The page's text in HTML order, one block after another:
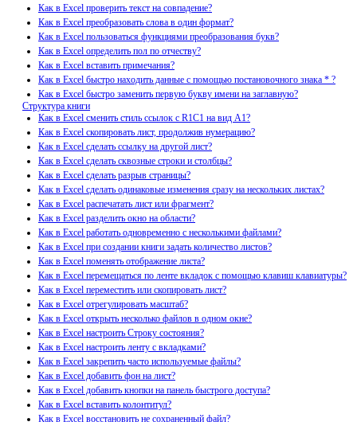
Как в Excel проверить текст на совпадение?
Как в Excel преобразовать слова в один формат?
Как в Excel пользоваться функциями преобразования букв?
Как в Excel определить пол по отчеству?
Как в Excel вставить примечания?
Как в Excel быстро находить данные с помощью постановочного знака * ?
Как в Excel быстро заменить первую букву имени на заглавную?
Структура книги
Как в Excel сменить стиль ссылок с R1C1 на вид A1?
Как в Excel скопировать лист, продолжив нумерацию?
Как в Excel сделать ссылку на другой лист?
Как в Excel сделать сквозные строки и столбцы?
Как в Excel сделать разрыв страницы?
Как в Excel сделать одинаковые изменения сразу на нескольких листах?
Как в Excel распечатать лист или фрагмент?
Как в Excel разделить окно на области?
Как в Excel работать одновременно с несколькими файлами?
Как в Excel при создании книги задать количество листов?
Как в Excel поменять отображение листа?
Как в Excel перемещаться по ленте вкладок с помощью клавиш клавиатуры?
Как в Excel переместить или скопировать лист?
Как в Excel отрегулировать масштаб?
Как в Excel открыть несколько файлов в одном окне?
Как в Excel настроить Строку состояния?
Как в Excel настроить ленту с вкладками?
Как в Excel закрепить часто используемые файлы?
Как в Excel добавить фон на лист?
Как в Excel добавить кнопки на панель быстрого доступа?
Как в Excel вставить колонтитул?
Как в Excel восстановить не сохраненный файл?